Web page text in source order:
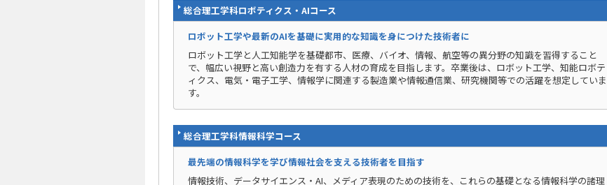
総合理工学科ロボティクス・AIコース
ロボット工学や最新のAIを基礎に実用的な知識を身につけた技術者に
ロボット工学と人工知能学を基礎都市、医療、バイオ、情報、航空等の異分野の知識を習得すること
で、幅広い視野と高い創造力を有する人材の育成を目指します。卒業後は、ロボット工学、知能ロボテ
ィクス、電気・電子工学、情報学に関連する製造業や情報通信業、研究機関等での活躍を想定していま
す。
総合理工学科情報科学コース
最先端の情報科学を学び情報社会を支える技術者を目指す
情報技術、データサイエンス・AI、メディア表現のための技術を、これらの基礎となる情報科学の諸理